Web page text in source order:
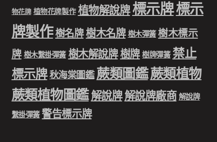
物花牌 植物花牌製作 植物解說牌 標示牌標示
牌製作樹名牌樹木名牌 樹木彈簧 樹木標示
牌 樹木繫掛彈簧 樹木解說牌樹牌 樹牌彈簧 禁止
標示牌 秋海棠圖鑑 蕨類圖鑑蕨類植物
蕨類植物圖鑑解說牌解說牌廠商 解說牌
繫掛彈簧 警告標示牌